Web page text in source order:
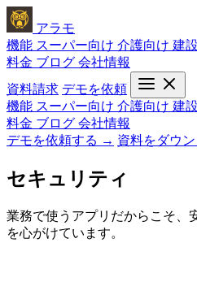
アラモ
機能 スーパー向け 介護向け 建
料金 ブログ 会社情報
資料請求 デモを依頼
機能 スーパー向け 介護向け 建
料金 ブログ 会社情報
デモを依頼する → 資料をダウ
セキュリティ
業務で使うアプリだからこそ、
を心がけています。